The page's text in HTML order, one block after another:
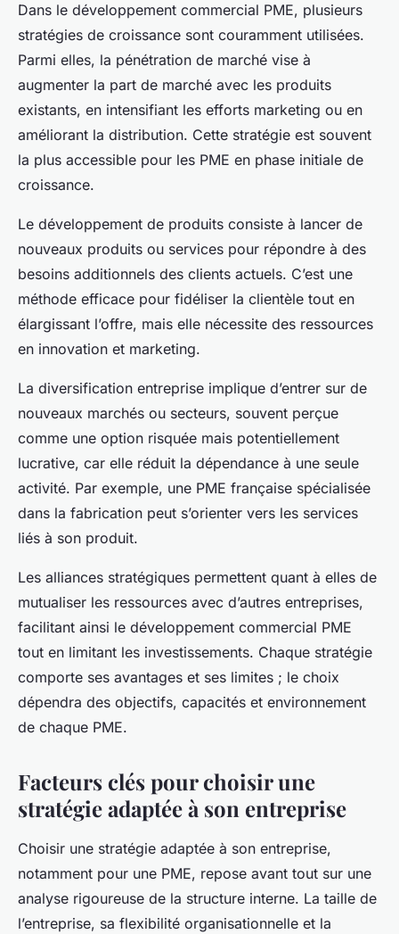
Dans le développement commercial PME, plusieurs
stratégies de croissance sont couramment utilisées.
Parmi elles, la pénétration de marché vise à
augmenter la part de marché avec les produits
existants, en intensifiant les efforts marketing ou en
améliorant la distribution. Cette stratégie est souvent
la plus accessible pour les PME en phase initiale de
croissance.
Le développement de produits consiste à lancer de
nouveaux produits ou services pour répondre à des
besoins additionnels des clients actuels. C’est une
méthode efficace pour fidéliser la clientèle tout en
élargissant l’offre, mais elle nécessite des ressources
en innovation et marketing.
La diversification entreprise implique d’entrer sur de
nouveaux marchés ou secteurs, souvent perçue
comme une option risquée mais potentiellement
lucrative, car elle réduit la dépendance à une seule
activité. Par exemple, une PME française spécialisée
dans la fabrication peut s’orienter vers les services
liés à son produit.
Les alliances stratégiques permettent quant à elles de
mutualiser les ressources avec d’autres entreprises,
facilitant ainsi le développement commercial PME
tout en limitant les investissements. Chaque stratégie
comporte ses avantages et ses limites ; le choix
dépendra des objectifs, capacités et environnement
de chaque PME.
Facteurs clés pour choisir une
stratégie adaptée à son entreprise
Choisir une stratégie adaptée à son entreprise,
notamment pour une PME, repose avant tout sur une
analyse rigoureuse de la structure interne. La taille de
l’entreprise, sa flexibilité organisationnelle et la